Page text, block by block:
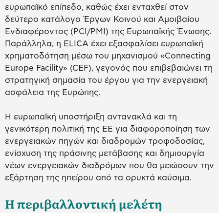
ευρωπαϊκό επίπεδο, καθώς έχει ενταχθεί στον
δεύτερο κατάλογο Έργων Κοινού και Αμοιβαίου
Ενδιαφέροντος (PCI/PMI) της Ευρωπαϊκής Ένωσης.
Παράλληλα, η ELICA έχει εξασφαλίσει ευρωπαϊκή
χρηματοδότηση μέσω του μηχανισμού «Connecting
Europe Facility» (CEF), γεγονός που επιβεβαιώνει τη
στρατηγική σημασία του έργου για την ενεργειακή
ασφάλεια της Ευρώπης.
Η ευρωπαϊκή υποστήριξη αντανακλά και τη
γενικότερη πολιτική της ΕΕ για διαφοροποίηση των
ενεργειακών πηγών και διαδρομών τροφοδοσίας,
ενίσχυση της πράσινης μετάβασης και δημιουργία
νέων ενεργειακών διαδρόμων που θα μειώσουν την
εξάρτηση της ηπείρου από τα ορυκτά καύσιμα.
Η περιβαλλοντική μελέτη